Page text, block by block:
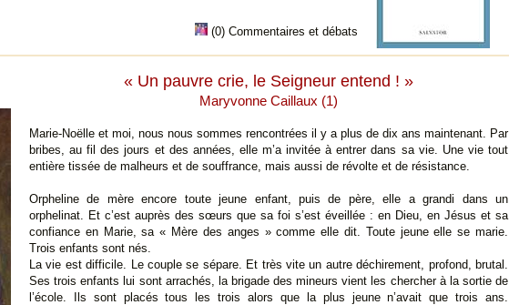
(0) Commentaires et débats
« Un pauvre crie, le Seigneur entend ! »
Maryvonne Caillaux (1)
Marie-Noëlle et moi, nous nous sommes rencontrées il y a plus de dix ans maintenant. Par
bribes, au fil des jours et des années, elle m’a invitée à entrer dans sa vie. Une vie tout
entière tissée de malheurs et de souffrance, mais aussi de révolte et de résistance.
Orpheline de mère encore toute jeune enfant, puis de père, elle a grandi dans un
orphelinat. Et c’est auprès des sœurs que sa foi s’est éveillée : en Dieu, en Jésus et sa
confiance en Marie, sa « Mère des anges » comme elle dit. Toute jeune elle se marie.
Trois enfants sont nés.
La vie est difficile. Le couple se sépare. Et très vite un autre déchirement, profond, brutal.
Ses trois enfants lui sont arrachés, la brigade des mineurs vient les chercher à la sortie de
l’école. Ils sont placés tous les trois alors que la plus jeune n’avait que trois ans.